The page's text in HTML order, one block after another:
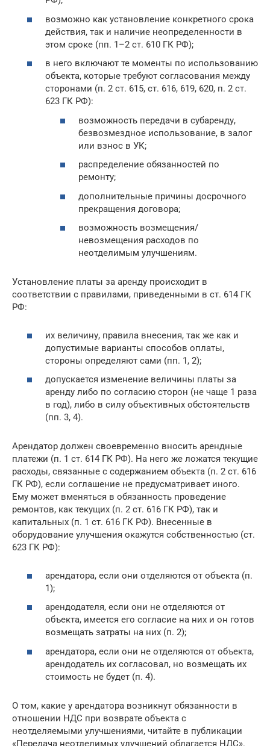
возможно как установление конкретного срока
действия, так и наличие неопределенности в
этом сроке (пп. 1–2 ст. 610 ГК РФ);
в него включают те моменты по использованию
объекта, которые требуют согласования между
сторонами (п. 2 ст. 615, ст. 616, 619, 620, п. 2 ст.
623 ГК РФ):
возможность передачи в субаренду,
безвозмездное использование, в залог
или взнос в УК;
распределение обязанностей по
ремонту;
дополнительные причины досрочного
прекращения договора;
возможность возмещения/
невозмещения расходов по
неотделимым улучшениям.
Установление платы за аренду происходит в
соответствии с правилами, приведенными в ст. 614 ГК
РФ:
их величину, правила внесения, так же как и
допустимые варианты способов оплаты,
стороны определяют сами (пп. 1, 2);
допускается изменение величины платы за
аренду либо по согласию сторон (не чаще 1 раза
в год), либо в силу объективных обстоятельств
(пп. 3, 4).
Арендатор должен своевременно вносить арендные
платежи (п. 1 ст. 614 ГК РФ). На него же ложатся текущие
расходы, связанные с содержанием объекта (п. 2 ст. 616
ГК РФ), если соглашение не предусматривает иного.
Ему может вменяться в обязанность проведение
ремонтов, как текущих (п. 2 ст. 616 ГК РФ), так и
капитальных (п. 1 ст. 616 ГК РФ). Внесенные в
оборудование улучшения окажутся собственностью (ст.
623 ГК РФ):
арендатора, если они отделяются от объекта (п.
1);
арендодателя, если они не отделяются от
объекта, имеется его согласие на них и он готов
возмещать затраты на них (п. 2);
арендатора, если они не отделяются от объекта,
арендодатель их согласовал, но возмещать их
стоимость не будет (п. 4).
О том, какие у арендатора возникнут обязанности в
отношении НДС при возврате объекта с
неотделяемыми улучшениями, читайте в публикации
«Передача неотделимых улучшений облагается НДС».